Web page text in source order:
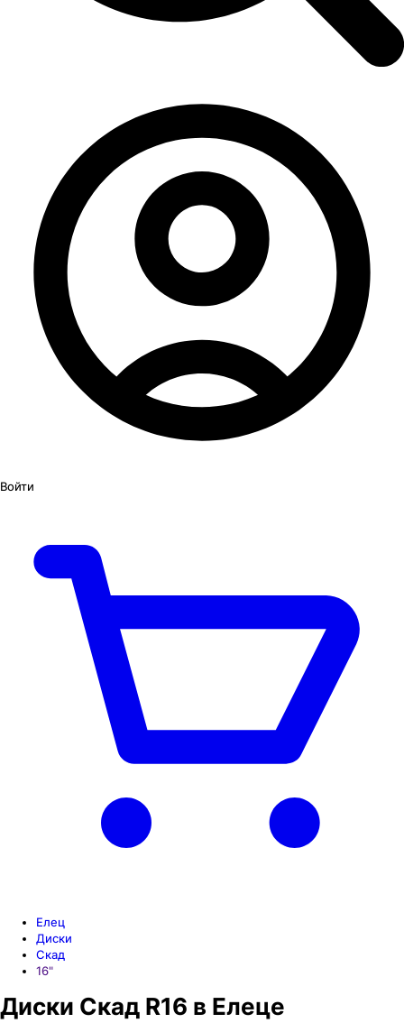
Войти
Елец
Диски
Скад
16"
Диски Скад R16 в Елеце